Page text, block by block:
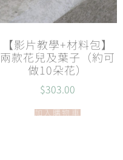
【影片教學+材料包】
兩款花兒及葉子（約可
做10朵花）
$303.00
加入購物車